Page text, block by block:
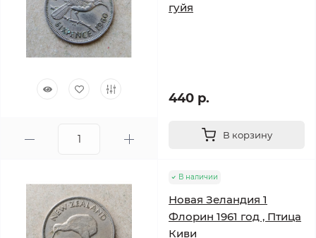
гуйя
440 р.
В корзину
В наличии
Новая Зеландия 1
Флорин 1961 год , Птица
Киви